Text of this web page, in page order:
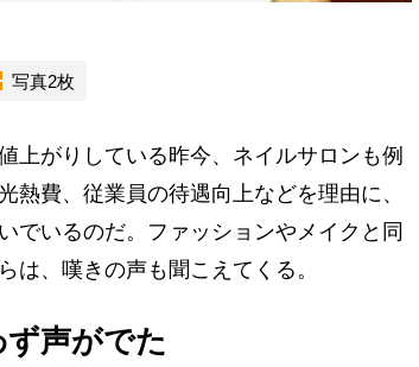
写真2枚
がりしている昨今、ネイルサロンも例
熱費、従業員の待遇向上などを理由に、
でいるのだ。ファッションやメイクと同
は、嘆きの声も聞こえてくる。
声がでた